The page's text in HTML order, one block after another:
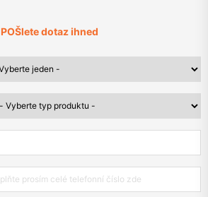
POŠlete dotaz ihned